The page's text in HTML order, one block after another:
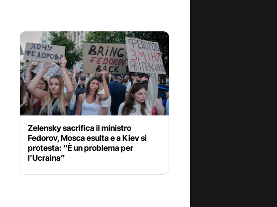
Zelensky sacrifica il ministro
Fedorov, Mosca esulta e a Kiev si
protesta: “È un problema per
l’Ucraina”